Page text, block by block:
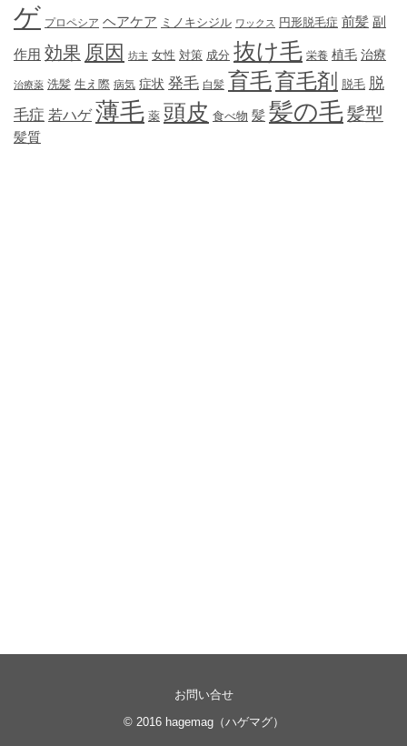
ゲ プロペシア ヘアケア ミノキシジル ワックス 円形脱毛症 前髪 副
作用 効果 原因 坊主 女性 対策 成分 抜け毛 栄養 植毛 治療
治療薬 洗髪 生え際 病気 症状 発毛 白髪 育毛育毛剤 脱毛 脱
毛症 若ハゲ 薄毛 薬 頭皮 食べ物 髪 髪の毛髪型
髪質
お問い合せ
© 2016 hagemag（ハゲマグ）